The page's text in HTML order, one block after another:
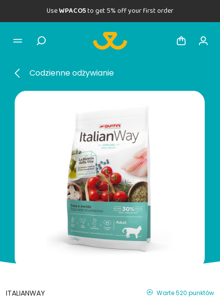
UseWPACO5to get 5% off your first order
Codzienne odżywianie
ITALIANWAY Warte 520 punktów